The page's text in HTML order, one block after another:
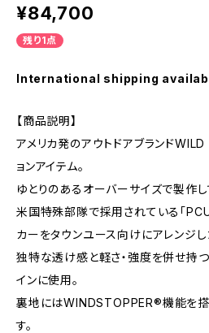
¥84,700
残り1点
International shipping
【商品説明】
アメリカ発のアウトドアブランド
ョンアイテム。
ゆとりのあるオーバーサイズで製作し
米国特殊部隊で採用されている「
カーをタウンユース向けにアレンジし
独特な透け感と軽さ・強度を併せ持
インに使用。
裏地にはWINDSTOPPER®︎機能を
す。